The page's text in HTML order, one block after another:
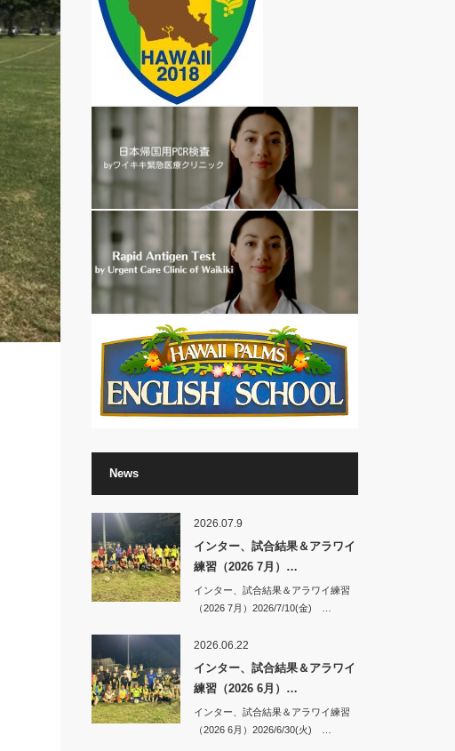
News
2026.07.9
インター、試合結果＆アラワイ
練習（2026 7月）…
インター、試合結果＆アラワイ練習
（2026 7月）2026/7/10(金) …
2026.06.22
インター、試合結果＆アラワイ
練習（2026 6月）…
インター、試合結果＆アラワイ練習
（2026 6月）2026/6/30(火) …